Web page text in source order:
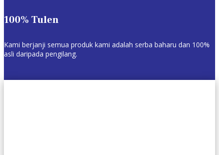
100% Tulen
Kami berjanji semua produk kami adalah serba baharu dan 100%
asli daripada pengilang.